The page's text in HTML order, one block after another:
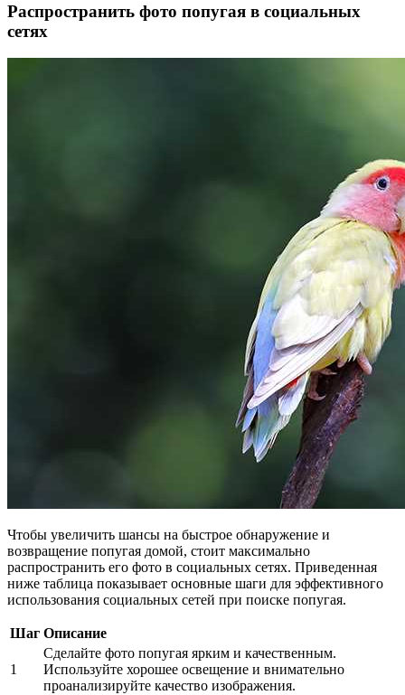
Распространить фото попугая в социальных
сетях
Чтобы увеличить шансы на быстрое обнаружение и
возвращение попугая домой, стоит максимально
распространить его фото в социальных сетях. Приведенная
ниже таблица показывает основные шаги для эффективного
использования социальных сетей при поиске попугая.
Шаг Описание
1
Сделайте фото попугая ярким и качественным.
Используйте хорошее освещение и внимательно
проанализируйте качество изображения.